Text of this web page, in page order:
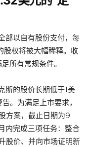
部以自有股份支付，每
股权将被大幅稀释。收
所有常规条件。
斯的股价长期低于1美
。为满足上市要求，
方案，截止日期为9
内完成三项任务：整合
股价、并向市场证明新